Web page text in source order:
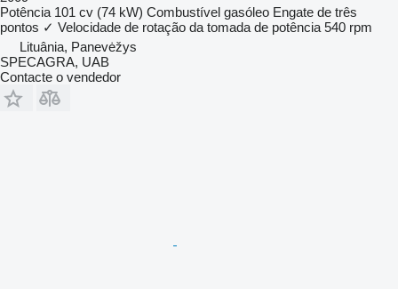
Potência 101 cv (74 kW) Combustível gasóleo Engate de três
pontos ✓ Velocidade de rotação da tomada de potência 540 rpm
Lituânia, Panevėžys
SPECAGRA, UAB
Contacte o vendedor